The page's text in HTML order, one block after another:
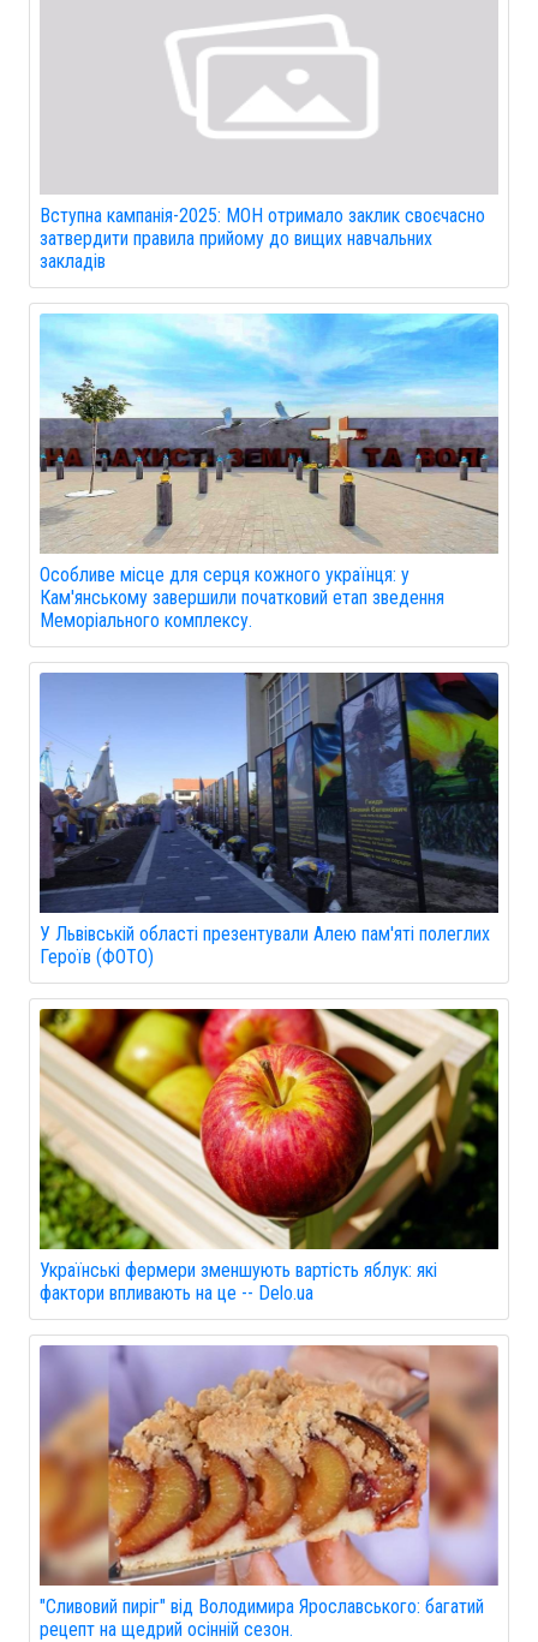
Вступна кампанія-2025: МОН отримало заклик своєчасно
затвердити правила прийому до вищих навчальних
закладів
Особливе місце для серця кожного українця: у
Кам'янському завершили початковий етап зведення
Меморіального комплексу.
У Львівській області презентували Алею пам'яті полеглих
Героїв (ФОТО)
Українські фермери зменшують вартість яблук: які
фактори впливають на це -- Delo.ua
"Сливовий пиріг" від Володимира Ярославського: багатий
рецепт на щедрий осінній сезон.